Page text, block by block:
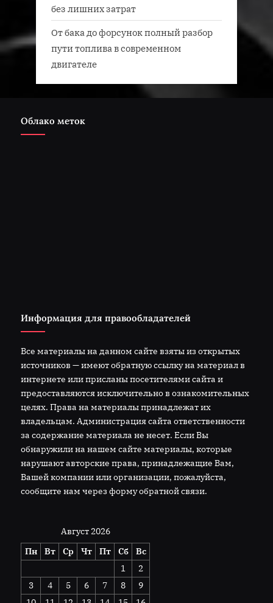
без лишних затрат
От бака до форсунок полный разбор
пути топлива в современном
двигателе
Облако меток
Информация для правообладателей
Все материалы на данном сайте взяты из открытых
источников — имеют обратную ссылку на материал в
интернете или присланы посетителями сайта и
предоставляются исключительно в ознакомительных
целях. Права на материалы принадлежат их
владельцам. Администрация сайта ответственности
за содержание материала не несет. Если Вы
обнаружили на нашем сайте материалы, которые
нарушают авторские права, принадлежащие Вам,
Вашей компании или организации, пожалуйста,
сообщите нам через форму обратной связи.
Август 2026
Пн
Вт Ср Чт Пт Сб
Вс
1
2
3
4 5 6 7 8
9